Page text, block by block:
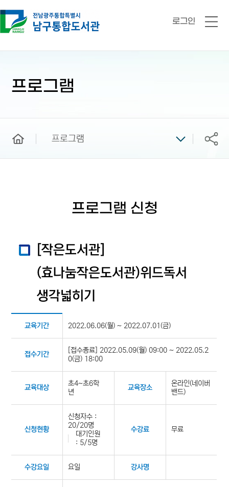
로그인
전
프로그램
프로그램 공유
프로그램 신청
[작은도서관]
(효나눔작은도서관)위드독서
생각넓히기
교육기간 2022.06.06(월) ~ 2022.07.01(금)
접수기간
[접수종료] 2022.05.09(월) 09:00 ~ 2022.05.2
0(금) 18:00
교육대상
초4~초6학
년
교육장소
온라인(네이버
밴드)
신청현황
신청자수 :
20/20명
대기인원
: 5/5명
수강료 무료
수강요일 요일 강사명